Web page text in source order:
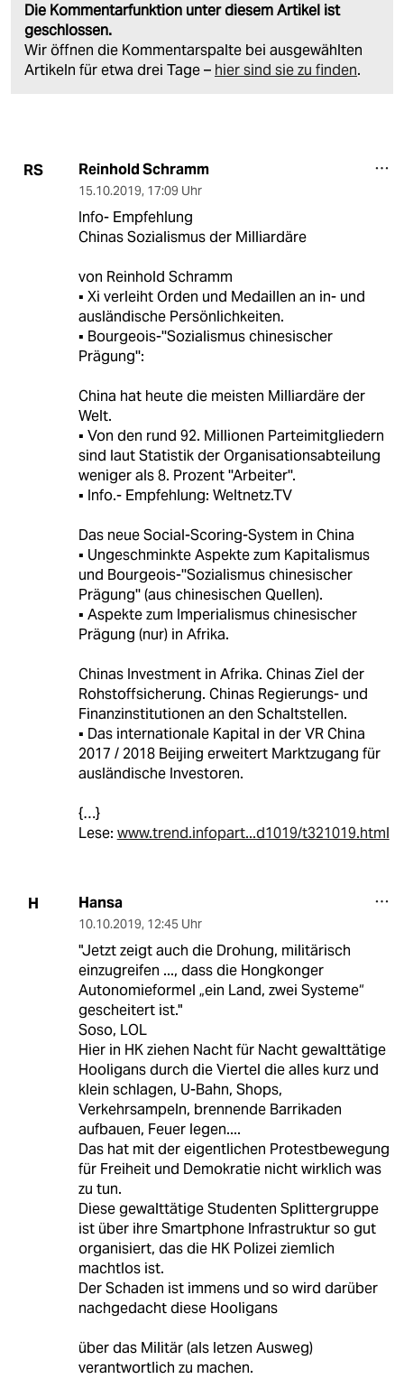
Die Kommentarfunktion unter diesem Artikel ist
geschlossen.
Wir öffnen die Kommentarspalte bei ausgewählten
Artikeln für etwa drei Tage – hier sind sie zu finden.
RS Reinhold Schramm
15.10.2019, 17:09 Uhr
Info- Empfehlung
Chinas Sozialismus der Milliardäre
von Reinhold Schramm
▪ Xi verleiht Orden und Medaillen an in- und
ausländische Persönlichkeiten.
▪ Bourgeois-''Sozialismus chinesischer
Prägung'':
China hat heute die meisten Milliardäre der
Welt.
▪ Von den rund 92. Millionen Parteimitgliedern
sind laut Statistik der Organisationsabteilung
weniger als 8. Prozent ''Arbeiter''.
▪ Info.- Empfehlung: Weltnetz.TV
Das neue Social-Scoring-System in China
▪ Ungeschminkte Aspekte zum Kapitalismus
und Bourgeois-''Sozialismus chinesischer
Prägung'' (aus chinesischen Quellen).
▪ Aspekte zum Imperialismus chinesischer
Prägung (nur) in Afrika.
Chinas Investment in Afrika. Chinas Ziel der
Rohstoffsicherung. Chinas Regierungs- und
Finanzinstitutionen an den Schaltstellen.
▪ Das internationale Kapital in der VR China
2017 / 2018 Beijing erweitert Marktzugang für
ausländische Investoren.
{…}
Lese: www.trend.infopart...d1019/t321019.html
H Hansa
10.10.2019, 12:45 Uhr
"Jetzt zeigt auch die Drohung, militärisch
einzugreifen ..., dass die Hongkonger
Autonomieformel „ein Land, zwei Systeme“
gescheitert ist."
Soso, LOL
Hier in HK ziehen Nacht für Nacht gewalttätige
Hooligans durch die Viertel die alles kurz und
klein schlagen, U-Bahn, Shops,
Verkehrsampeln, brennende Barrikaden
aufbauen, Feuer legen....
Das hat mit der eigentlichen Protestbewegung
für Freiheit und Demokratie nicht wirklich was
zu tun.
Diese gewalttätige Studenten Splittergruppe
ist über ihre Smartphone Infrastruktur so gut
organisiert, das die HK Polizei ziemlich
machtlos ist.
Der Schaden ist immens und so wird darüber
nachgedacht diese Hooligans
über das Militär (als letzen Ausweg)
verantwortlich zu machen.